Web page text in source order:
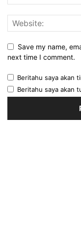
Save my name,
next time I comment.
Beritahu saya akan
Beritahu saya akan